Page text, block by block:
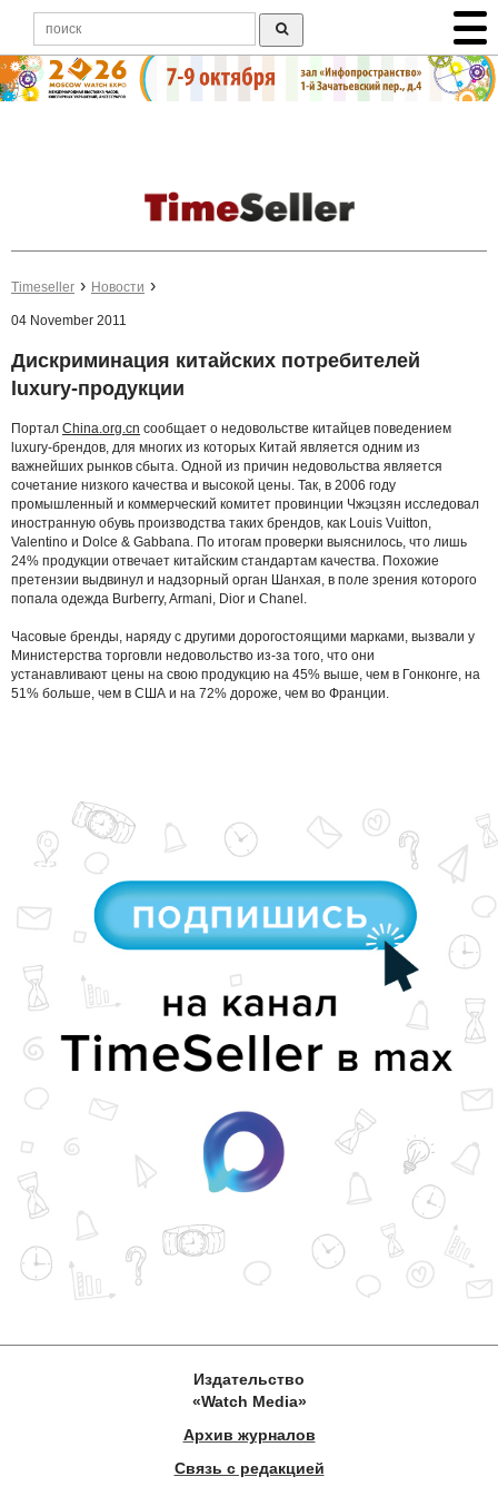
Timeseller Новости
04 November 2011
Дискриминация китайских потребителей
luxury-продукции
Портал Сhina.org.cn сообщает о недовольстве китайцев поведением
luxury-брендов, для многих из которых Китай является одним из
важнейших рынков сбыта. Одной из причин недовольства является
сочетание низкого качества и высокой цены. Так, в 2006 году
промышленный и коммерческий комитет провинции Чжэцзян исследовал
иностранную обувь производства таких брендов, как Louis Vuitton,
Valentino и Dolce & Gabbana. По итогам проверки выяснилось, что лишь
24% продукции отвечает китайским стандартам качества. Похожие
претензии выдвинул и надзорный орган Шанхая, в поле зрения которого
попала одежда Burberry, Armani, Dior и Chanel.
Часовые бренды, наряду с другими дорогостоящими марками, вызвали у
Министерства торговли недовольство из-за того, что они
устанавливают цены на свою продукцию на 45% выше, чем в Гонконге, на
51% больше, чем в США и на 72% дороже, чем во Франции.
Издательство
«Watch Media»
Архив журналов
Связь с редакцией